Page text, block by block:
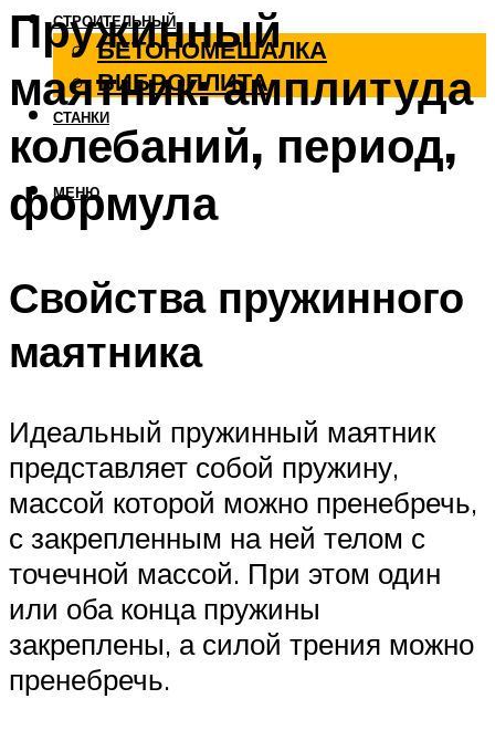
СТРОИТЕЛЬНЫЙ
БЕТОНОМЕШАЛКА
ВИБРОПЛИТА
СТАНКИ
МЕНЮ
Пружинный
маятник: амплитуда
колебаний, период,
формула
Свойства пружинного
маятника
Идеальный пружинный маятник
представляет собой пружину,
массой которой можно пренебречь,
с закрепленным на ней телом с
точечной массой. При этом один
или оба конца пружины
закреплены, а силой трения можно
пренебречь.